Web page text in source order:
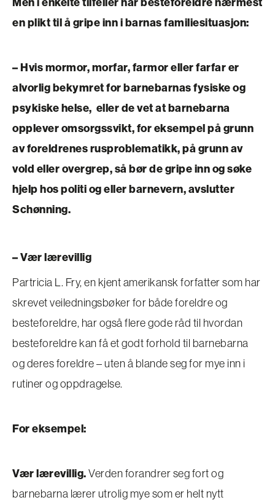
en plikt til å gripe inn i barnas familiesituasjon:
– Hvis mormor, morfar, farmor eller farfar er
alvorlig bekymret for barnebarnas fysiske og
psykiske helse, eller de vet at barnebarna
opplever omsorgssvikt, for eksempel på grunn
av foreldrenes rusproblematikk, på grunn av
vold eller overgrep, så bør de gripe inn og søke
hjelp hos politi og eller barnevern, avslutter
Schønning.
– Vær lærevillig
Partricia L. Fry, en kjent amerikansk forfatter som har
skrevet veiledningsbøker for både foreldre og
besteforeldre, har også flere gode råd til hvordan
besteforeldre kan få et godt forhold til barnebarna
og deres foreldre – uten å blande seg for mye inn i
rutiner og oppdragelse.
For eksempel:
Vær lærevillig. Verden forandrer seg fort og
barnebarna lærer utrolig mye som er helt nytt